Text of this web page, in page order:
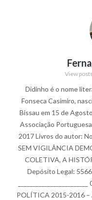
View
Didinho é o nome
Fonseca Casimiro,
Bissau em 15 de
Associação
2017 Livros do autor:
SEM VIGILÂNCIA
COLETIVA, A
Depósito Legal:
POLÍTICA 2015-2016